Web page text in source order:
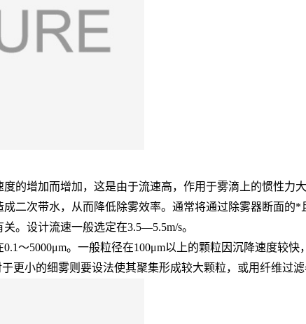
度的增加而增加，这是由于流速高，作用于雾滴上的惯性力
二次带水，从而降低除雾效率。通常将通过除雾器断面
。设计流速一般选定在3.5—5.5m/s。
～5000μm。一般粒径在100μm以上的颗粒因沉降速度较
更小的细雾则要设法使其聚集形成较大颗粒，或用纤维过滤